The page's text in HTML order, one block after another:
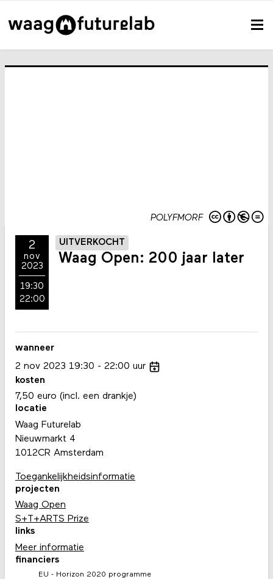
POLYFMORF
2
nov
2023
19:30
22:00
UITVERKOCHT
Waag Open: 200 jaar later
wanneer
2 nov 2023 19:30 22:00 uur
kosten
7,50 euro (incl. een drankje)
locatie
Waag Futurelab
Nieuwmarkt 4
1012CR Amsterdam
Toegankelijkheidsinformatie
projecten
Waag Open
S+T+ARTS Prize
links
Meer informatie
financiers
EU - Horizon 2020 programme